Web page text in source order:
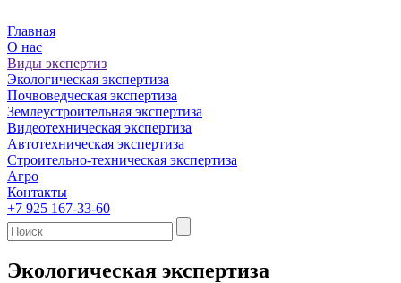
Главная
О нас
Виды экспертиз
Экологическая экспертиза
Почвоведческая экспертиза
Землеустроительная экспертиза
Видеотехническая экспертиза
Автотехническая экспертиза
Строительно-техническая экспертиза
Агро
Контакты
+7 925 167-33-60
Экологическая экспертиза